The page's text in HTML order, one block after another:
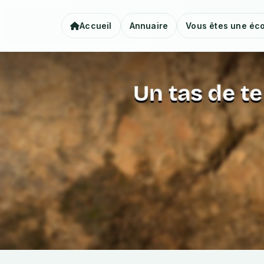
Accueil Annuaire Vous êtes une